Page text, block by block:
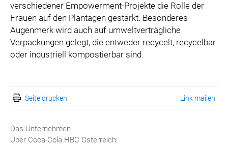
verschiedener Empowerment-Projekte die Rolle der
Frauen auf den Plantagen gestärkt. Besonderes
Augenmerk wird auch auf umweltverträgliche
Verpackungen gelegt, die entweder recycelt, recycelbar
oder industriell kompostierbar sind.
Seite drucken Link mailen
Das Unternehmen
Über Coca-Cola HBC Österreich: